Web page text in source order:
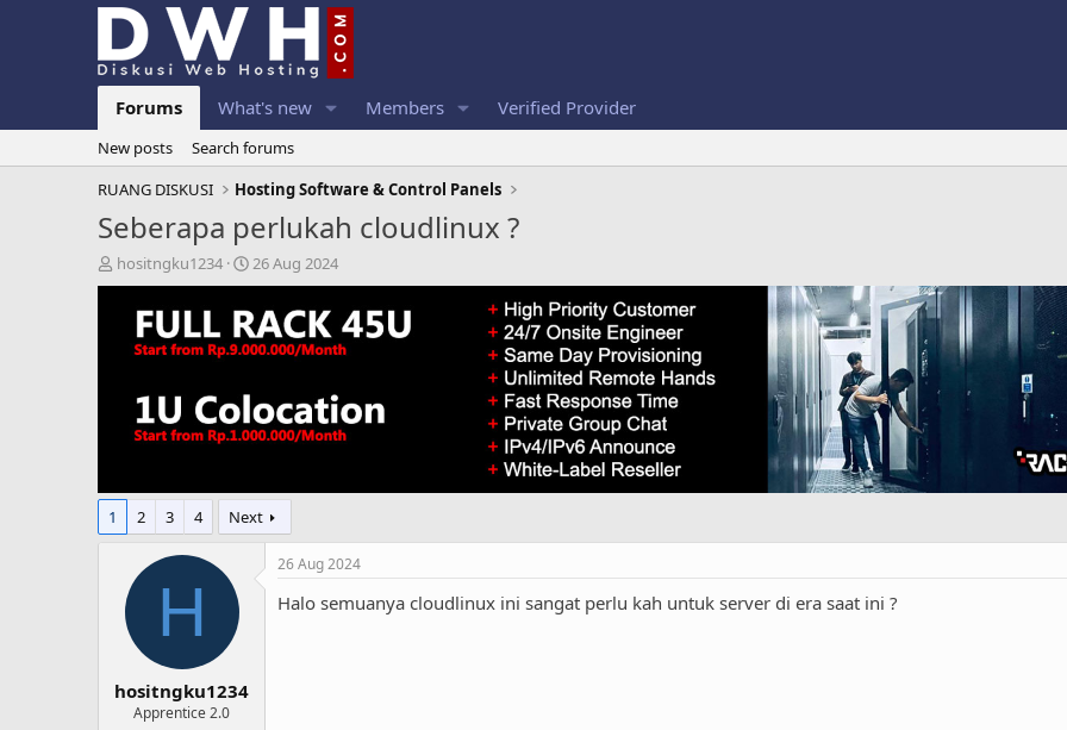
Forums What's new Members Verified Provider
New posts
Search forums
RUANG DISKUSI
Hosting Software & Control Panels
Seberapa perlukah cloudlinux ?
T
h
e
hositngku1234
S
t
r
t
t
e
26 Aug 2024
1 2 3 4 Next
H
hositngku1234
Apprentice 2.0
26 Aug 2024
Halo semuanya cloudlinux ini sangat perlu kah untuk server di era saat ini ?